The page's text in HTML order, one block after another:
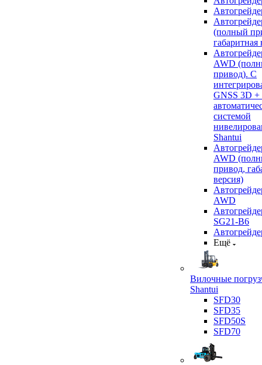
(полный
габаритная
AWD
привод). С
GNSS 3D +
системой
Shantui
AWD
привод,
версия)
AWD
SG21-B6
Ещё
Вилочные
Shantui
SFD30
SFD35
SFD50S
SFD70